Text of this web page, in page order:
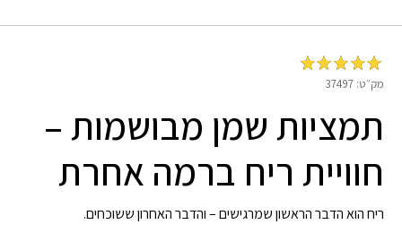
₪4.00
מדורג5מתוך
דירוג לקוחות
מק״ט: 37497
תמציות שמן מבושמות –
חוויית ריח ברמה אחרת
ריח הוא הדבר הראשון שמרגישים – והדבר האחרון ששוכחים.